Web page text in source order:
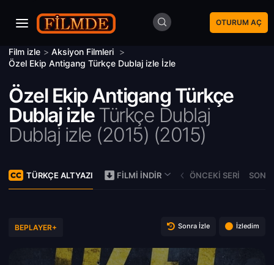
OTURUM AÇ
Film izle > Aksiyon Filmleri >
Özel Ekip Antigang Türkçe Dublaj izle İzle
Özel Ekip Antigang Türkçe
Dublaj izleTürkçe Dublaj
Dublaj izle (2015) (2015)
TÜRKÇE ALTYAZI FILMI İNDIR ÖNCEKI SERI
BEPLAYER+ Sonra İzle İzledim